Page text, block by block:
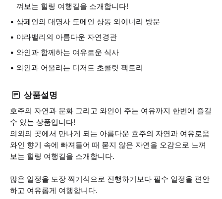
껴보는 힐링 여행길을 소개합니다!
샴페인의 대명사 도메인 샹동 와이너리 방문
야라밸리의 아름다운 자연경관
와인과 함께하는 여유로운 식사
와인과 어울리는 디저트 초콜릿 팩토리
상품설명
호주의 자연과 문화 그리고 와인이 주는 여유까지 한번에 즐길
수 있는 상품입니다!
의외의 곳에서 만나게 되는 아름다운 호주의 자연과 여유로움
와인 향기 속에 빠져들어 때 묻지 않은 자연을 오감으로 느껴
보는 힐링 여행길을 소개합니다.
많은 일정을 도장 찍기식으로 진행하기보다 필수 일정을 편안
하고 여유롭게 여행합니다.